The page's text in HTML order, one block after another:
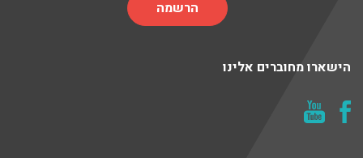
הישארו מחוברים אלינו